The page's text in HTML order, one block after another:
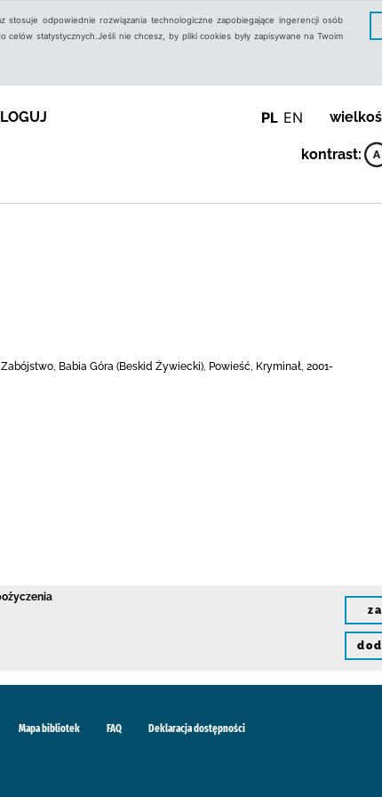
odpowiednie rozwiązania technologiczne zapobiegające ingerencji osób
statystycznych.Jeśli nie chcesz, by pliki cookies były zapisywane na Twoim
PL EN
kontrast:
Babia Góra (Beskid Żywiecki), Powieść, Kryminał, 2001-
Mapa bibliotek FAQ Deklaracja dostępności